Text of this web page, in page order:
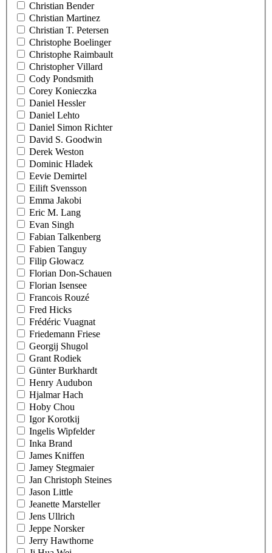
Christian Bender
Christian Martinez
Christian T. Petersen
Christophe Boelinger
Christophe Raimbault
Christopher Villard
Cody Pondsmith
Corey Konieczka
Daniel Hessler
Daniel Lehto
Daniel Simon Richter
David S. Goodwin
Derek Weston
Dominic Hladek
Eevie Demirtel
Eilift Svensson
Emma Jakobi
Eric M. Lang
Evan Singh
Fabian Talkenberg
Fabien Tanguy
Filip Głowacz
Florian Don-Schauen
Florian Isensee
Francois Rouzé
Fred Hicks
Frédéric Vuagnat
Friedemann Friese
Georgij Shugol
Grant Rodiek
Günter Burkhardt
Henry Audubon
Hjalmar Hach
Hoby Chou
Igor Korotkij
Ingelis Wipfelder
Inka Brand
James Kniffen
Jamey Stegmaier
Jan Christoph Steines
Jason Little
Jeanette Marsteller
Jens Ullrich
Jeppe Norsker
Jerry Hawthorne